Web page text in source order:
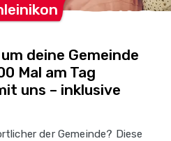
deine Gemeinde
Mal am Tag
uns – inklusive
der Gemeinde? Diese